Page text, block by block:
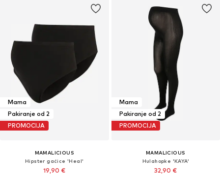
Mama
Pakiranje od 2
PROMOCIJA
MAMALICIOUS
Hipster gaćice 'Heal'
19,90 €
Mama
Pakiranje od 2
PROMOCIJA
MAMALICIOUS
Hulahopke 'KAYA'
32,90 €